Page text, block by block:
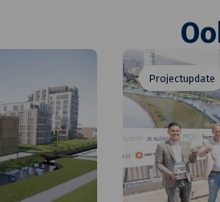
Projectupdate